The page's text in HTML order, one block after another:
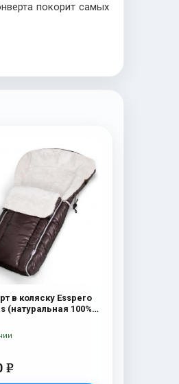
покорит самых
в коляску Esspero
(натуральная 100%
e